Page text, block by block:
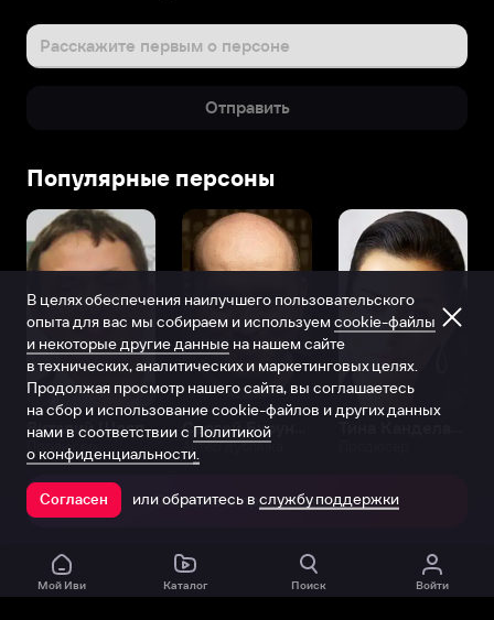
Расскажите первым о персоне
Отправить
Популярные персоны
Виталий Шляппо
Продюсер Актёр дубляжа
Открыть в приложении
Мой Иви Каталог Поиск Войти
В целях обеспечения наилучшего пользовательского
опыта для вас мы собираем и используем cookie-файлы
и некоторые другие данные на нашем сайте
в технических, аналитических и маркетинговых целях.
Продолжая просмотр нашего сайта, вы соглашаетесь
на сбор и использование cookie-файлов и других данных
нами в соответствии с Политикой
о конфиденциальности.
Согласен или обратитесь в службу поддержки